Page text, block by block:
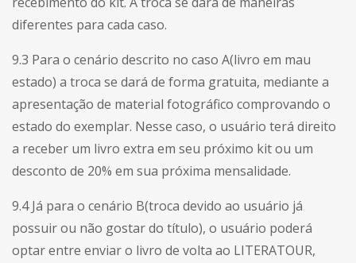
diferentes para cada caso.
9.3 Para o cenário descrito no caso A(livro em mau
estado) a troca se dará de forma gratuita, mediante a
apresentação de material fotográfico comprovando o
estado do exemplar. Nesse caso, o usuário terá direito
a receber um livro extra em seu próximo kit ou um
desconto de 20% em sua próxima mensalidade.
9.4 Já para o cenário B(troca devido ao usuário já
possuir ou não gostar do título), o usuário poderá
optar entre enviar o livro de volta ao LITERATOUR,